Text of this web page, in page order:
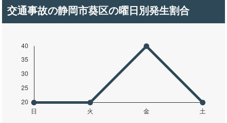
交通事故の静岡市葵区の曜日別発生割合